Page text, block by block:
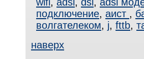
подключение, аист ,
волгателеком, j, fttb,
наверх